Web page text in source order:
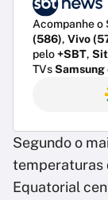
Acompanhe o
(586), Vivo
pelo+SBT,
TVsSamsung
Segundo o
temperaturas
Equatorial